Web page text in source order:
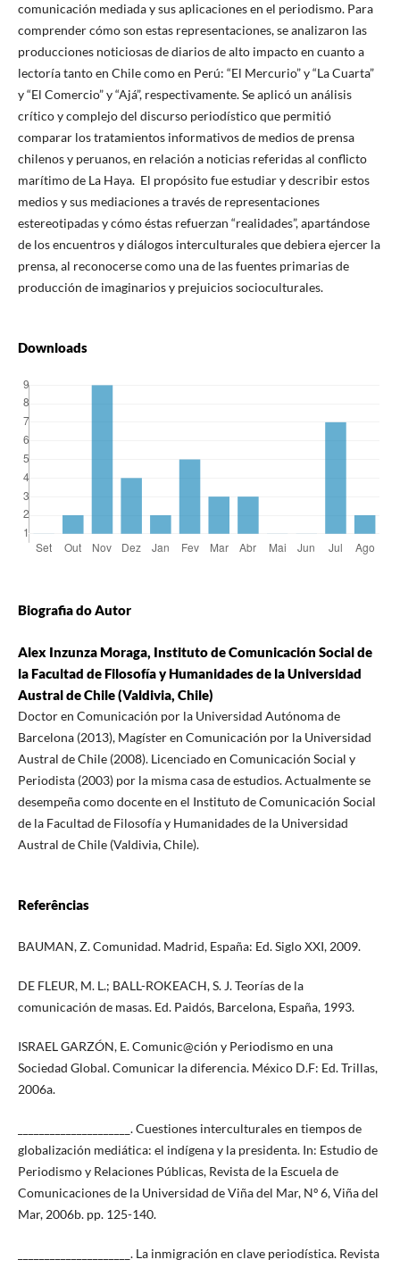
comunicación mediada y sus aplicaciones en el periodismo. Para
comprender cómo son estas representaciones, se analizaron las
producciones noticiosas de diarios de alto impacto en cuanto a
lectoría tanto en Chile como en Perú: “El Mercurio” y “La Cuarta”
y “El Comercio” y “Ajá”, respectivamente. Se aplicó un análisis
crítico y complejo del discurso periodístico que permitió
comparar los tratamientos informativos de medios de prensa
chilenos y peruanos, en relación a noticias referidas al conflicto
marítimo de La Haya. El propósito fue estudiar y describir estos
medios y sus mediaciones a través de representaciones
estereotipadas y cómo éstas refuerzan “realidades”, apartándose
de los encuentros y diálogos interculturales que debiera ejercer la
prensa, al reconocerse como una de las fuentes primarias de
producción de imaginarios y prejuicios socioculturales.
Downloads
Biografia do Autor
Alex Inzunza Moraga, Instituto de Comunicación Social de
la Facultad de Filosofía y Humanidades de la Universidad
Austral de Chile (Valdivia, Chile)
Doctor en Comunicación por la Universidad Autónoma de
Barcelona (2013), Magíster en Comunicación por la Universidad
Austral de Chile (2008). Licenciado en Comunicación Social y
Periodista (2003) por la misma casa de estudios. Actualmente se
desempeña como docente en el Instituto de Comunicación Social
de la Facultad de Filosofía y Humanidades de la Universidad
Austral de Chile (Valdivia, Chile).
Referências
BAUMAN, Z. Comunidad. Madrid, España: Ed. Siglo XXI, 2009.
DE FLEUR, M. L.; BALL-ROKEACH, S. J. Teorías de la
comunicación de masas. Ed. Paidós, Barcelona, España, 1993.
ISRAEL GARZÓN, E. Comunic@ción y Periodismo en una
Sociedad Global. Comunicar la diferencia. México D.F: Ed. Trillas,
2006a.
_____________________. Cuestiones interculturales en tiempos de
globalización mediática: el indígena y la presidenta. In: Estudio de
Periodismo y Relaciones Públicas, Revista de la Escuela de
Comunicaciones de la Universidad de Viña del Mar, Nº 6, Viña del
Mar, 2006b. pp. 125-140.
_____________________. La inmigración en clave periodística. Revista